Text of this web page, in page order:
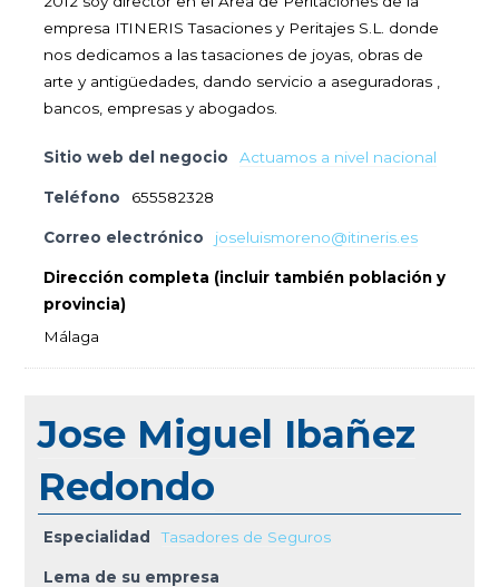
empresa ITINERIS Tasaciones y Peritajes S.L. donde
nos dedicamos a las tasaciones de joyas, obras de
arte y antigüedades, dando servicio a aseguradoras ,
bancos, empresas y abogados.
Sitio web del negocio Actuamos a nivel nacional
Teléfono 655582328
Correo electrónico joseluismoreno@itineris.es
Dirección completa (incluir también población y
provincia)
Málaga
Jose Miguel Ibañez
Redondo
Especialidad Tasadores de Seguros
Lema de su empresa